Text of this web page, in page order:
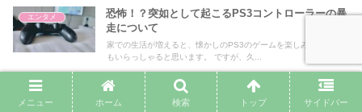
エンタメ
恐怖！？突如として起こるPS3コントローラーの暴
走について
家での生活が増えると、懐かしのPS3のゲームを楽しみたくなる人
もいらっしゃると思います。 ですが、久...
ゲームプレイにおける非課金と無課金の選択肢とは
メニュー ホーム 検索 トップ サイドバー